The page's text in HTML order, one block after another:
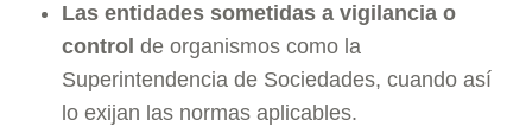
Las entidades sometidas a vigilancia o
control de organismos como la
Superintendencia de Sociedades, cuando así
lo exijan las normas aplicables.